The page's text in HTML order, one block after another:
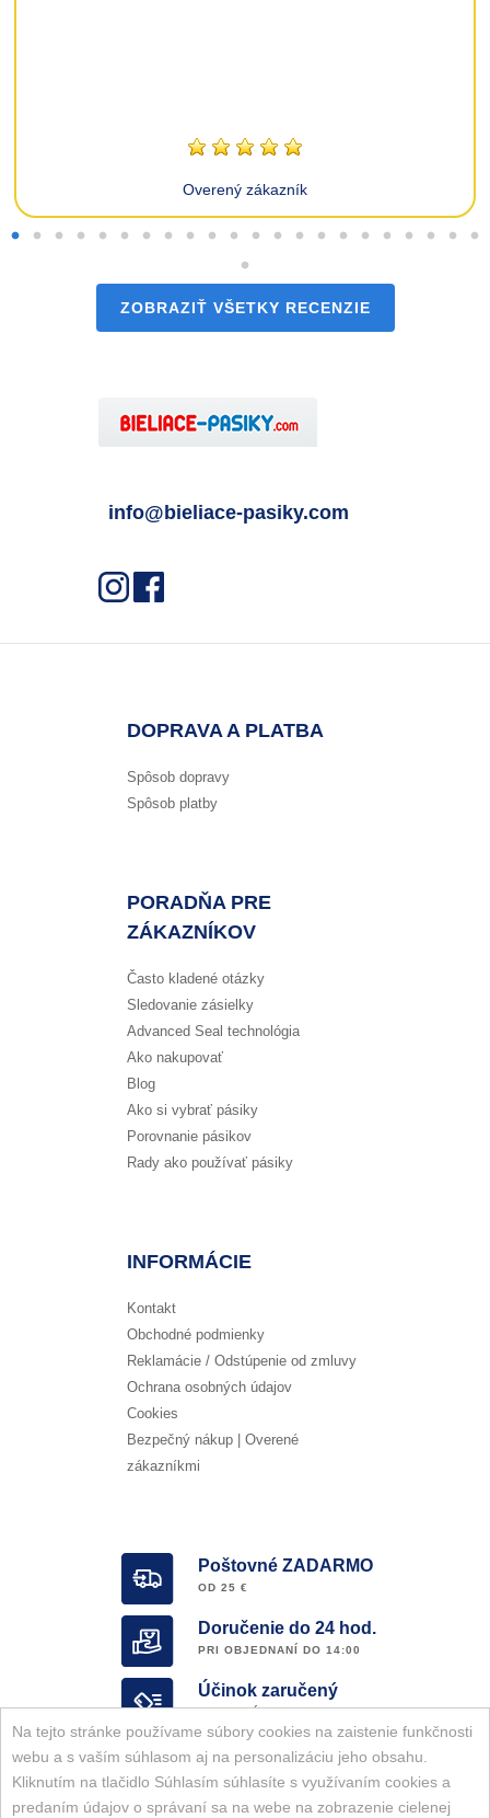
Na tejto stránke používame súbory cookies na zaistenie funkčnosti
webu a s vaším súhlasom aj na personalizáciu jeho obsahu.
Kliknutím na tlačidlo Súhlasím súhlasíte s využívaním cookies a
predaním údajov o správaní sa na webe na zobrazenie cielenej
Overený zákazník
ZOBRAZIŤ VŠETKY RECENZIE
info@bieliace-pasiky.com
DOPRAVA A PLATBA
Spôsob dopravy
Spôsob platby
PORADŇA PRE
ZÁKAZNÍKOV
Často kladené otázky
Sledovanie zásielky
Advanced Seal technológia
Ako nakupovať
Blog
Ako si vybrať pásiky
Porovnanie pásikov
Rady ako používať pásiky
INFORMÁCIE
Kontakt
Obchodné podmienky
Reklamácie / Odstúpenie od zmluvy
Ochrana osobných údajov
Cookies
Bezpečný nákup | Overené
zákazníkmi
Poštovné ZADARMO
OD 25 €
Doručenie do 24 hod.
PRI OBJEDNANÍ DO 14:00
Účinok zaručený
OVERENÝ E-SHOP
Garancia ORIGINALITY
KOMPLETNÝ SORTIMENT ZNAČKY